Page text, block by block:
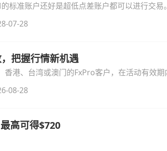
标准账户还好是超低点差账户都可以进行交易。
07-28
把握行情新机遇
香港、台湾或澳门的FxPro客户，在活动有效
外复杂操作。
08-28
高可得$720